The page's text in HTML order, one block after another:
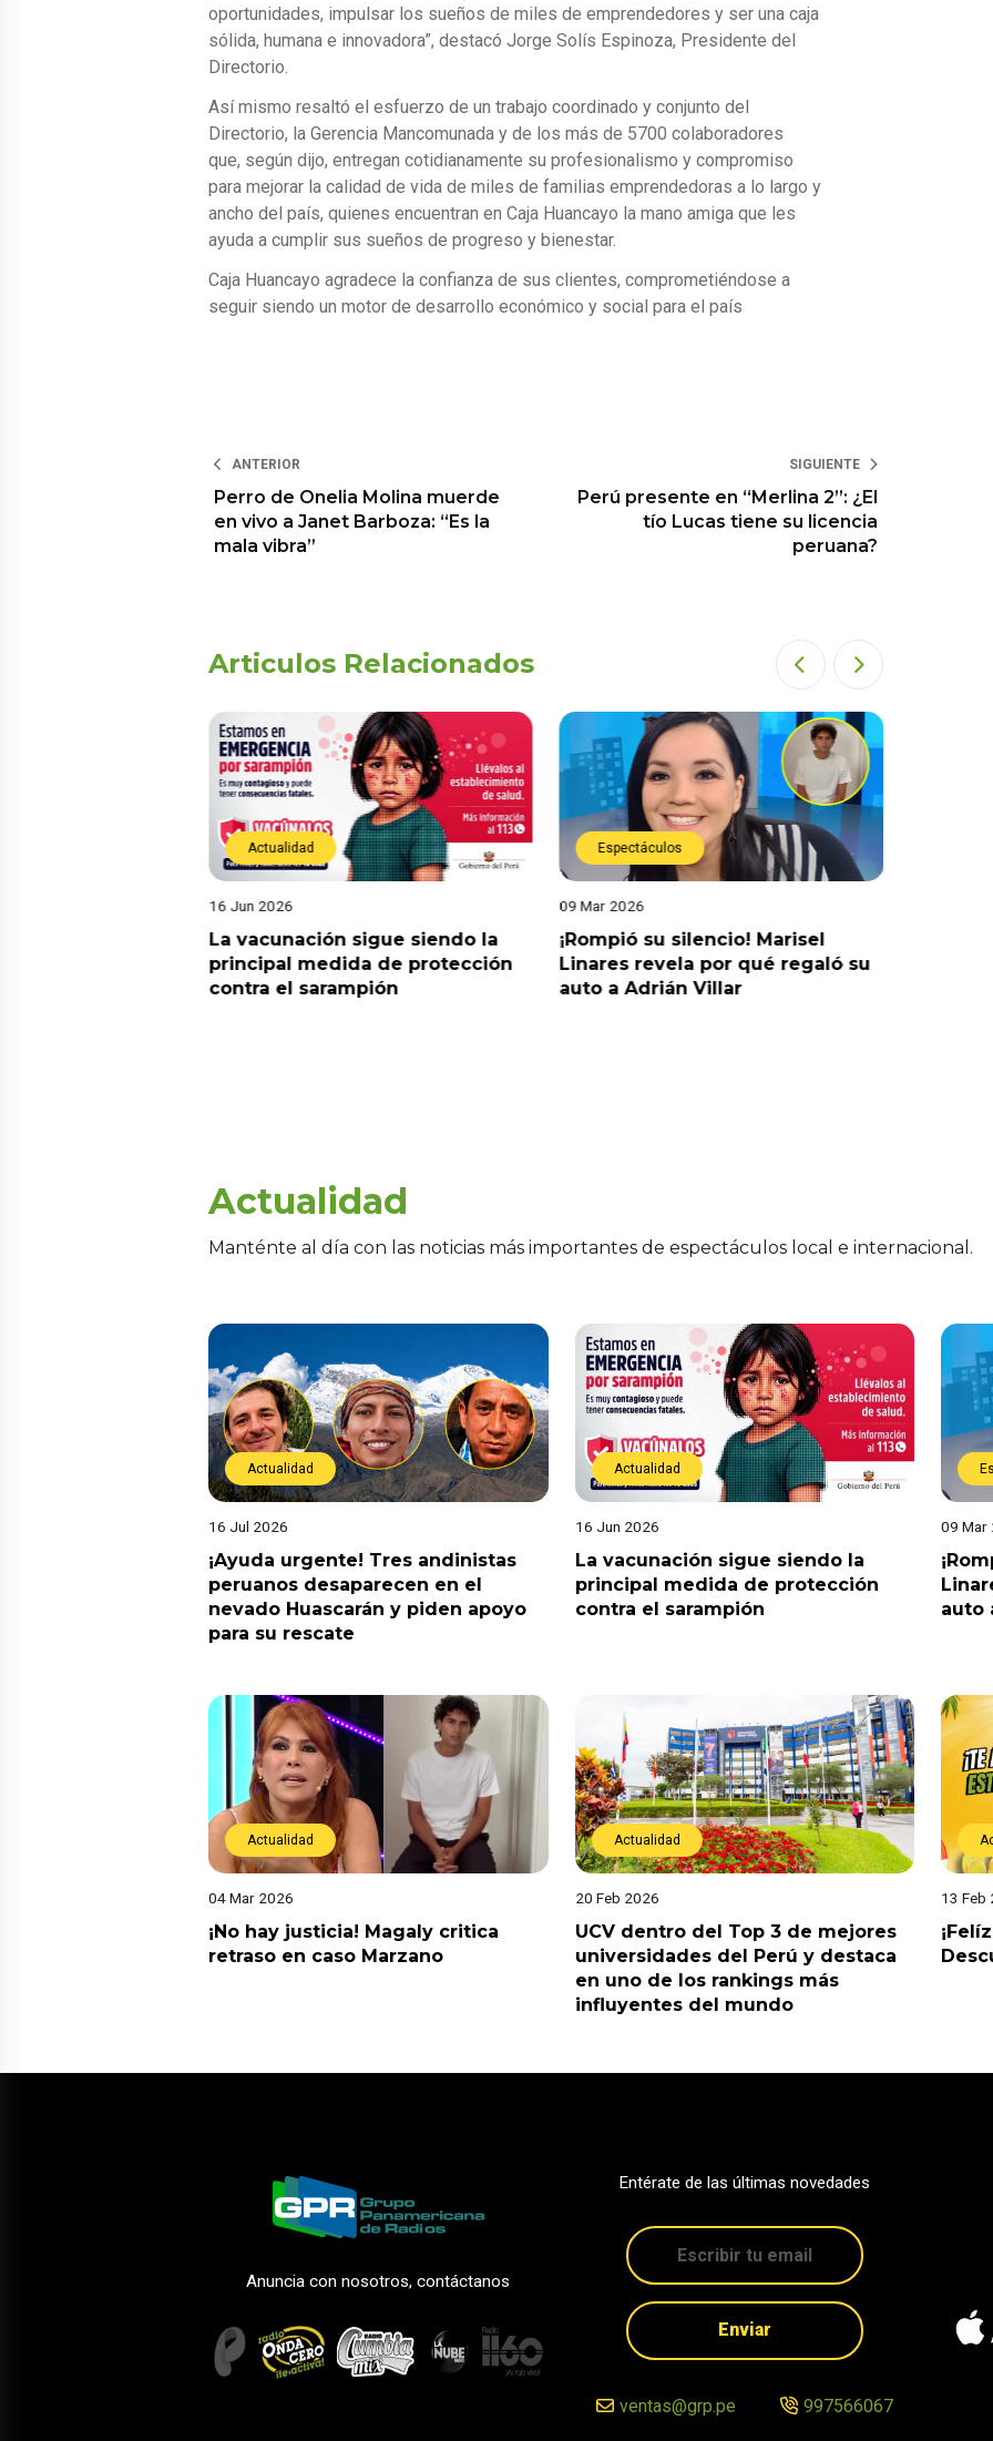
oportunidades, impulsar los sueños de miles de emprendedores y ser una caja
sólida, humana e innovadora”, destacó Jorge Solís Espinoza, Presidente del
Directorio.
Así mismo resaltó el esfuerzo de un trabajo coordinado y conjunto del
Directorio, la Gerencia Mancomunada y de los más de 5700 colaboradores
que, según dijo, entregan cotidianamente su profesionalismo y compromiso
para mejorar la calidad de vida de miles de familias emprendedoras a lo largo y
ancho del país, quienes encuentran en Caja Huancayo la mano amiga que les
ayuda a cumplir sus sueños de progreso y bienestar.
Caja Huancayo agradece la confianza de sus clientes, comprometiéndose a
seguir siendo un motor de desarrollo económico y social para el país
ANTERIOR
Perro de Onelia Molina muerde
en vivo a Janet Barboza: “Es la
mala vibra”
SIGUIENTE
Perú presente en “Merlina 2”: ¿El
tío Lucas tiene su licencia
peruana?
Articulos Relacionados
Actualidad
16 Jun 2026
La vacunación sigue siendo la
principal medida de protección
contra el sarampión
Espectáculos
09 Mar 2026
¡Rompió su silencio! Marisel
Linares revela por qué regaló su
auto a Adrián Villar
Actualidad
Manténte al día con las noticias más importantes de espectáculos local e internacional.
Actualidad
16 Jul 2026
¡Ayuda urgente! Tres andinistas
peruanos desaparecen en el
nevado Huascarán y piden apoyo
para su rescate
Actualidad
16 Jun 2026
La vacunación sigue siendo la
principal medida de protección
contra el sarampión
09 Mar
auto
Actualidad
04 Mar 2026
¡No hay justicia! Magaly critica
retraso en caso Marzano
Actualidad
20 Feb 2026
UCV dentro del Top 3 de mejores
universidades del Perú y destaca
en uno de los rankings más
influyentes del mundo
13 Feb
Anuncia con nosotros, contáctanos
Entérate de las últimas novedades
Enviar
ventas@grp.pe 997566067